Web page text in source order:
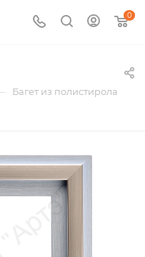
0
Багет из полистирола